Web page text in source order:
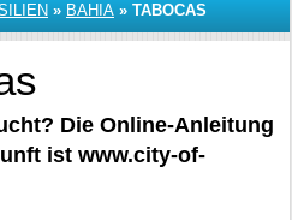
» BAHIA » TABOCAS
Die Online-Anleitung
ist www.city-of-